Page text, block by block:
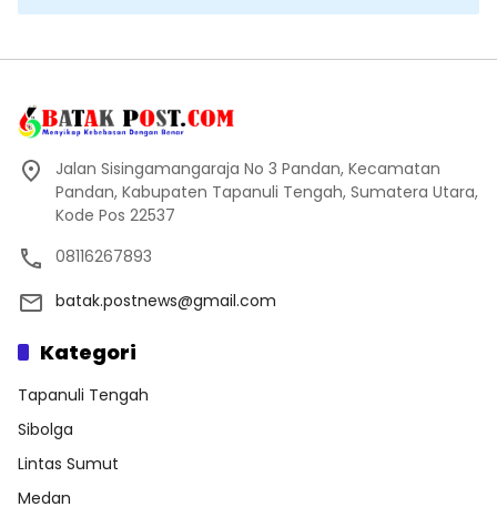
Jalan Sisingamangaraja No 3 Pandan, Kecamatan
Pandan, Kabupaten Tapanuli Tengah, Sumatera Utara,
Kode Pos 22537
08116267893
batak.postnews@gmail.com
Kategori
Tapanuli Tengah
Sibolga
Lintas Sumut
Medan